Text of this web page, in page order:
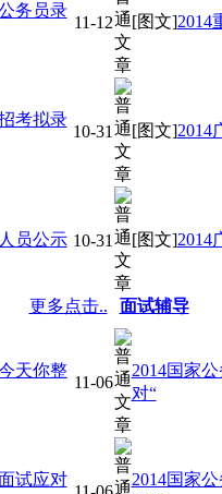
务员录
11-12
考拟录
10-31
员公示 10-31
[图文]2014
[图文]2014
[图文]2014
更多点击..
天你整
11-06
试应对
面试辅导
2014国家
对“
2014国家